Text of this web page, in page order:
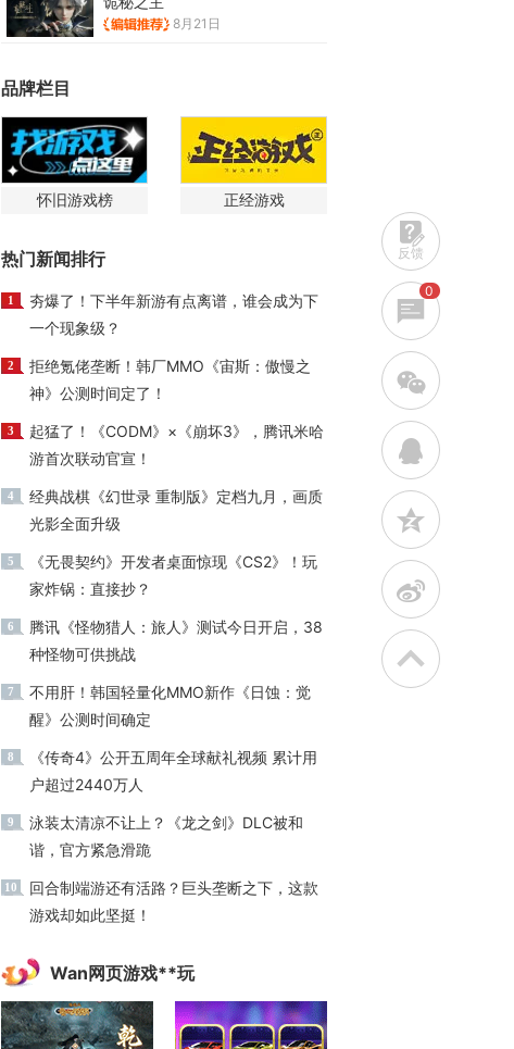
8月21日
品牌栏目
怀旧游戏榜 正经游戏
热门新闻排行
1
夯爆了！下半年新游有点离谱，谁会成为下
一个现象级？
2
拒绝氪佬垄断！韩厂MMO《宙斯：傲慢之
神》公测时间定了！
3
起猛了！《CODM》×《崩坏3》，腾讯米哈
游首次联动官宣！
4
经典战棋《幻世录 重制版》定档九月，画质
光影全面升级
5
《无畏契约》开发者桌面惊现《CS2》！玩
家炸锅：直接抄？
6
腾讯《怪物猎人：旅人》测试今日开启，38
种怪物可供挑战
7
不用肝！韩国轻量化MMO新作《日蚀：觉
醒》公测时间确定
8
《传奇4》公开五周年全球献礼视频 累计用
户超过2440万人
9
泳装太清凉不让上？《龙之剑》DLC被和
谐，官方紧急滑跪
10
回合制端游还有活路？巨头垄断之下，这款
游戏却如此坚挺！
Wan网页游戏**玩
反馈
0
w
q
z
t